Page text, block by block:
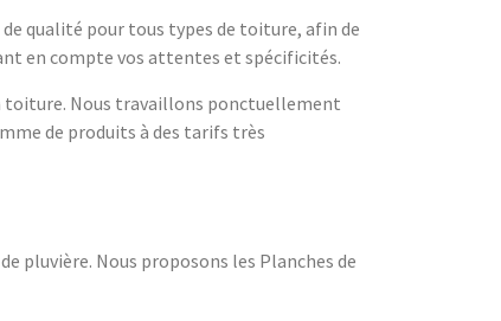
de qualité pour tous types de toiture, afin de
en compte vos attentes et spécificités.
toiture. Nous travaillons ponctuellement
de produits à des tarifs très
pluvière. Nous proposons les Planches de